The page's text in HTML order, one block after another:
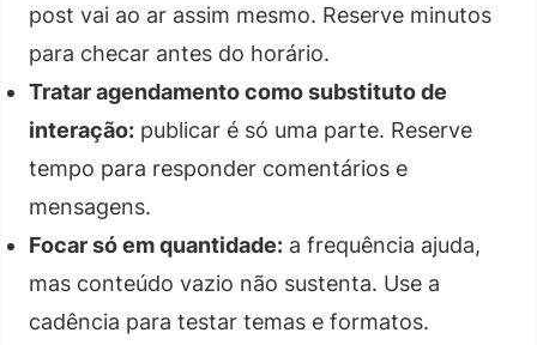
post vai ao ar assim mesmo. Reserve minutos
para checar antes do horário.
Tratar agendamento como substituto de
interação: publicar é só uma parte. Reserve
tempo para responder comentários e
mensagens.
Focar só em quantidade: a frequência ajuda,
mas conteúdo vazio não sustenta. Use a
cadência para testar temas e formatos.